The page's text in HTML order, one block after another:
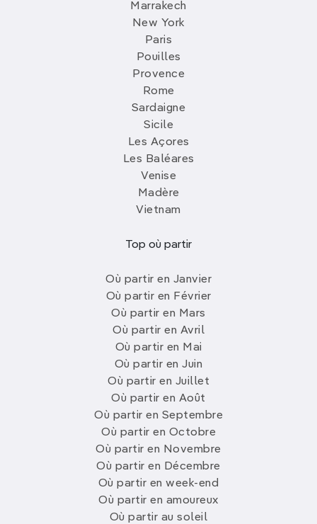
Marrakech
New York
Paris
Pouilles
Provence
Rome
Sardaigne
Sicile
Les Açores
Les Baléares
Venise
Madère
Vietnam
Top où partir
Où partir en Janvier
Où partir en Février
Où partir en Mars
Où partir en Avril
Où partir en Mai
Où partir en Juin
Où partir en Juillet
Où partir en Août
Où partir en Septembre
Où partir en Octobre
Où partir en Novembre
Où partir en Décembre
Où partir en week-end
Où partir en amoureux
Où partir au soleil